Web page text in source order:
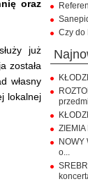
oraz
już
została
własny
lokalnej
Czy do
NOWY
o...